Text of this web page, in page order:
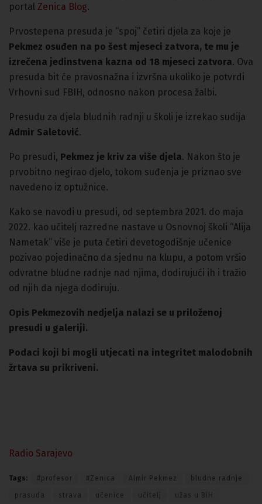
portal Zenica Blog.
Prvostepena presuda je “spoj” četiri djela za koje je
Pekmez osuđen na po šest mjeseci zatvora, te mu je
izrečena jedinstvena kazna od 18 mjeseci zatvora. Ova
presuda bit će pravosnažna i izvršna ukoliko je potvrdi
Vrhovni sud FBIH, odnosno nakon procesa žalbi.
Presudu za djela bludnih radnji u školi je izrekao sudija
Admir Saletović.
Po presudi, Pekmez je kriv za više djela. Nakon što je
prvobitno negirao djelo, tokom suđenja je priznao sve
navedeno iz optužnice.
Kako se navodi u presudi, od septembra 2021. do maja
2022. kao učitelj razredne nastave u Osnovnoj školi “Alija
Nametak” više je puta četiri devetogodišnje učenice
pozivao pojedinačno da sjednu na klupu, a potom vršio
odvratne bludne radnje nad njima, dodirujući ih i tražio
od njih da njega dodiruju.
Opis Pekmezovih nedjelja nalazi se u priloženoj
presudi u galeriji.
Podaci koji bi mogli utjecati na integritet malodobnih
žrtava su prikriveni.
Radio Sarajevo
Tags: #profesor #Zenica Almir Pekmez bludne radnje
prasuda strava učenice učitelj užas u BiH